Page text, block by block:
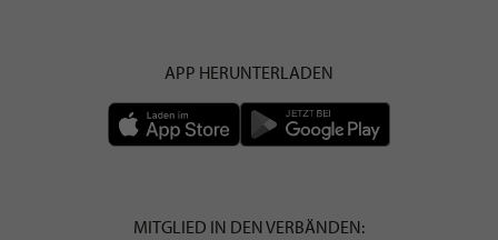
APP HERUNTERLADEN
MITGLIED IN DEN VERBÄNDEN: